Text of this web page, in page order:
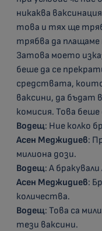
никаква
това и тях ще
трябва да
Затова моето
беше да се
средствата,
ваксини, да бъдат
комисия. Това
Водещ: Ние колко
Асен Меджидиев:
милиона дози.
Водещ: А
Асен Меджидиев:
количества.
Водещ: Това са
тези ваксини.